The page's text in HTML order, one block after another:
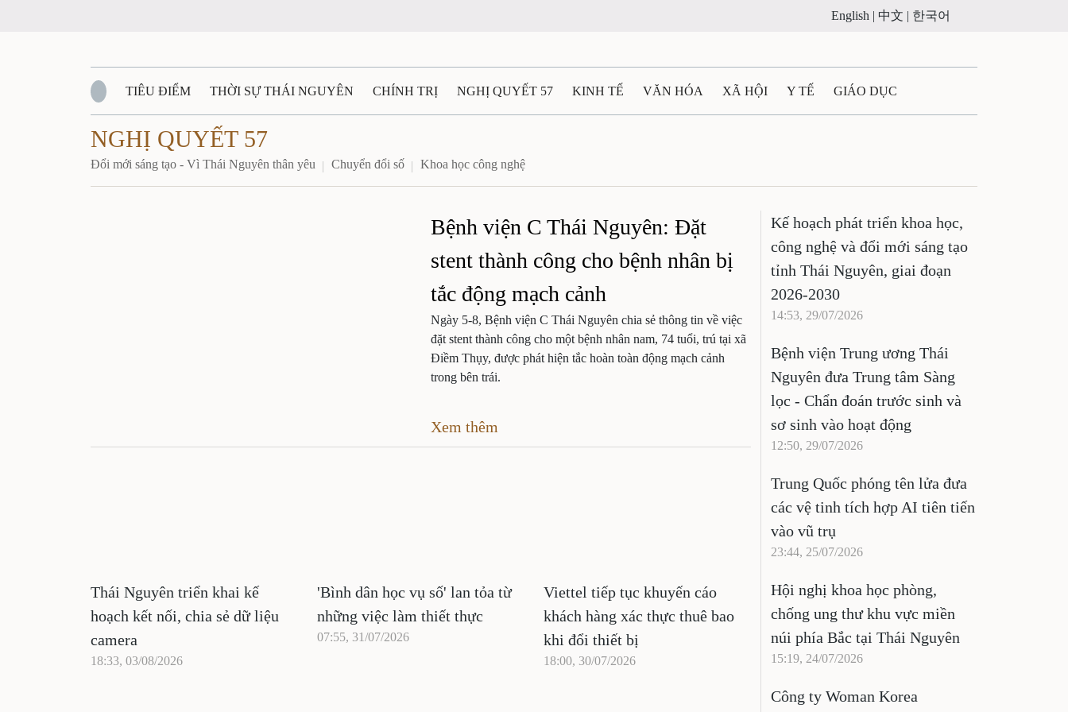
English | 中文 | 한국어
TIÊU ĐIỂM THỜI SỰ THÁI NGUYÊN CHÍNH TRỊ NGHỊ QUYẾT 57 KINH TẾ VĂN HÓA XÃ HỘI Y TẾ GIÁO DỤC
QUỐC PHÒNG - AN NINH
QUÊ HƯƠNG - ĐẤT NƯỚC QUỐC TẾ TÀI NGUYÊN - MÔI TRƯỜNG THỂ THAO THÔNG TIN - QUẢNG CÁO
VĂN NGHỆ THÁI NGUYÊN VIDEO CÁC ĐỀ ÁN TRỌNG TÂM MULTIMEDIA
NGHỊ QUYẾT 57
Đổi mới sáng tạo - Vì Thái Nguyên thân yêu Chuyển đổi số Khoa học công nghệ
Bệnh viện C Thái Nguyên: Đặt
stent thành công cho bệnh nhân bị
tắc động mạch cảnh
Ngày 5-8, Bệnh viện C Thái Nguyên chia sẻ thông tin về việc
đặt stent thành công cho một bệnh nhân nam, 74 tuổi, trú tại xã
Điềm Thụy, được phát hiện tắc hoàn toàn động mạch cảnh
trong bên trái.
Xem thêm
Thái Nguyên triển khai kế
hoạch kết nối, chia sẻ dữ liệu
camera
18:33, 03/08/2026
'Bình dân học vụ số' lan tỏa từ
những việc làm thiết thực
07:55, 31/07/2026
Viettel tiếp tục khuyến cáo
khách hàng xác thực thuê bao
khi đổi thiết bị
18:00, 30/07/2026
Kế hoạch phát triển khoa học,
công nghệ và đổi mới sáng tạo
tỉnh Thái Nguyên, giai đoạn
2026-2030
14:53, 29/07/2026
Bệnh viện Trung ương Thái
Nguyên đưa Trung tâm Sàng
lọc - Chẩn đoán trước sinh và
sơ sinh vào hoạt động
12:50, 29/07/2026
Trung Quốc phóng tên lửa đưa
các vệ tinh tích hợp AI tiên tiến
vào vũ trụ
23:44, 25/07/2026
Hội nghị khoa học phòng,
chống ung thư khu vực miền
núi phía Bắc tại Thái Nguyên
15:19, 24/07/2026
Công ty Woman Korea